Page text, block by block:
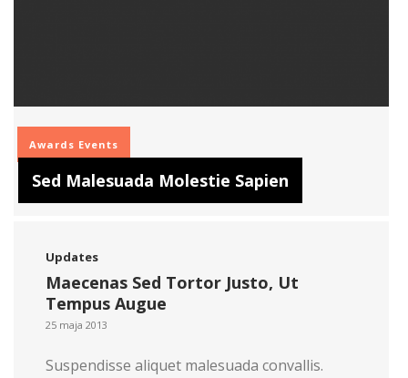
Awards Events
Sed Malesuada Molestie Sapien
Updates
Maecenas Sed Tortor Justo, Ut
Tempus Augue
25 maja 2013
Suspendisse aliquet malesuada convallis.